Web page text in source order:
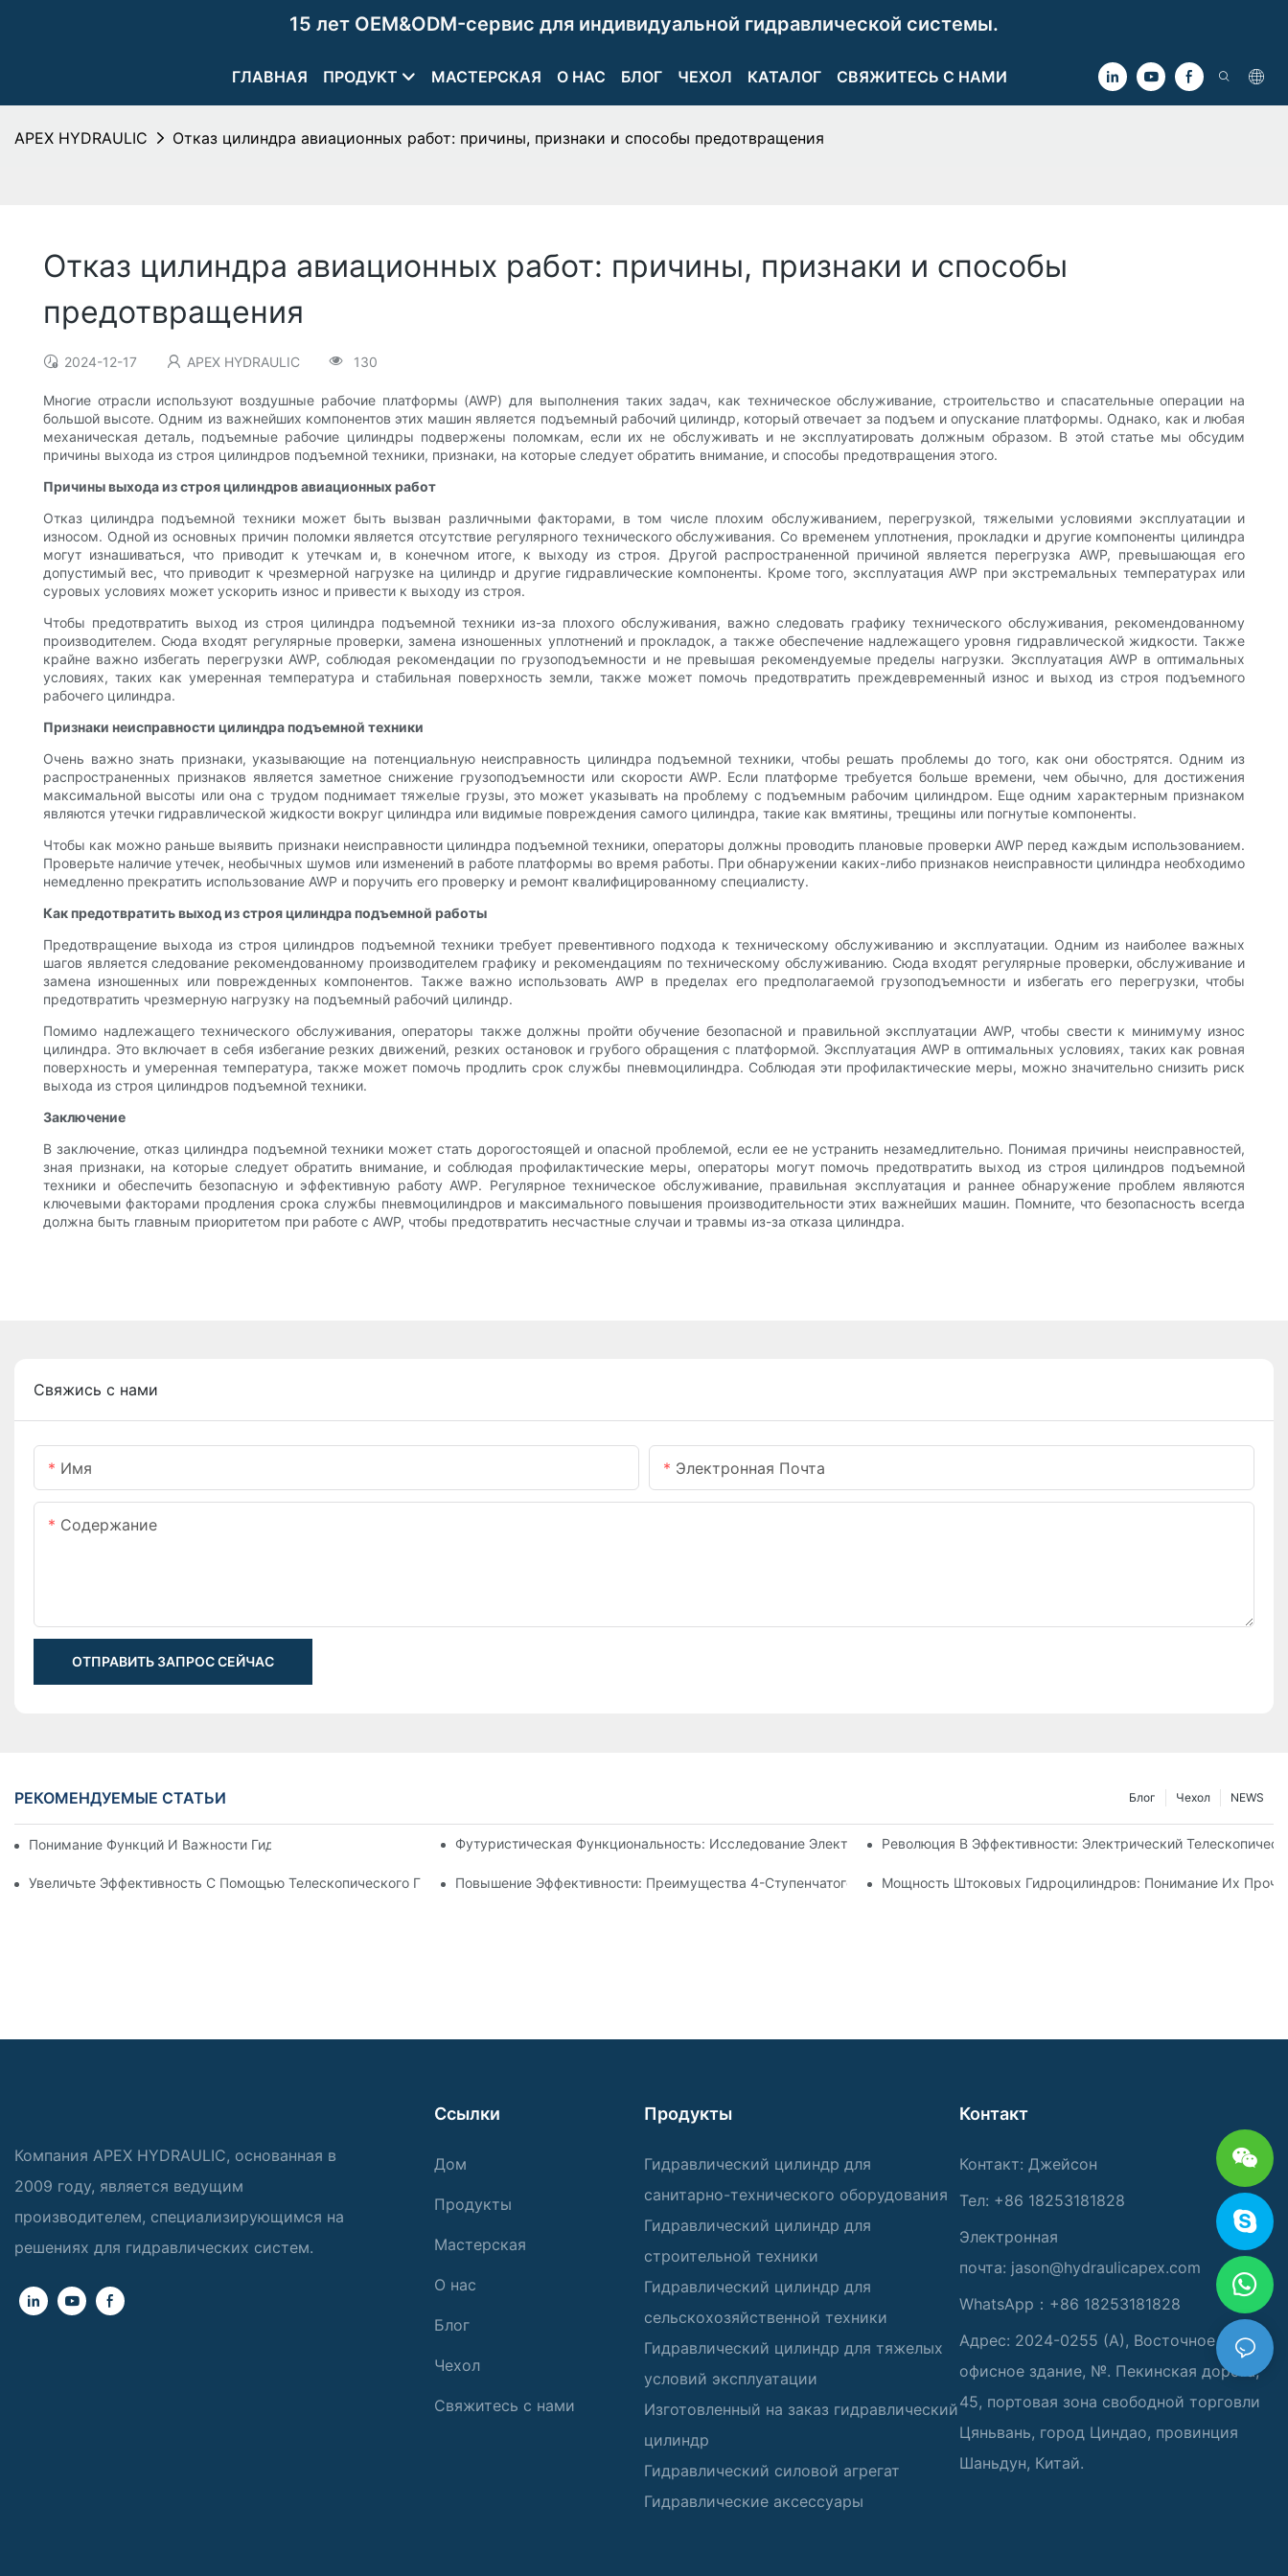
15 лет OEM&ODM-сервис для индивидуальной гидравлической системы.
ГЛАВНАЯ ПРОДУКТ МАСТЕРСКАЯ О НАС БЛОГ ЧЕХОЛ КАТАЛОГ СВЯЖИТЕСЬ С НАМИ
APEX HYDRAULIC Отказ цилиндра авиационных работ: причины, признаки и способы предотвращения
Отказ цилиндра авиационных работ: причины, признаки и способы
предотвращения
2024-12-17 APEX HYDRAULIC 130
Многие отрасли используют воздушные рабочие платформы (AWP) для выполнения таких задач, как техническое обслуживание, строительство и спасательные операции на
большой высоте. Одним из важнейших компонентов этих машин является подъемный рабочий цилиндр, который отвечает за подъем и опускание платформы. Однако, как и любая
механическая деталь, подъемные рабочие цилиндры подвержены поломкам, если их не обслуживать и не эксплуатировать должным образом. В этой статье мы обсудим
причины выхода из строя цилиндров подъемной техники, признаки, на которые следует обратить внимание, и способы предотвращения этого.
Причины выхода из строя цилиндров авиационных работ
Отказ цилиндра подъемной техники может быть вызван различными факторами, в том числе плохим обслуживанием, перегрузкой, тяжелыми условиями эксплуатации и
износом. Одной из основных причин поломки является отсутствие регулярного технического обслуживания. Со временем уплотнения, прокладки и другие компоненты цилиндра
могут изнашиваться, что приводит к утечкам и, в конечном итоге, к выходу из строя. Другой распространенной причиной является перегрузка AWP, превышающая его
допустимый вес, что приводит к чрезмерной нагрузке на цилиндр и другие гидравлические компоненты. Кроме того, эксплуатация AWP при экстремальных температурах или
суровых условиях может ускорить износ и привести к выходу из строя.
Чтобы предотвратить выход из строя цилиндра подъемной техники из-за плохого обслуживания, важно следовать графику технического обслуживания, рекомендованному
производителем. Сюда входят регулярные проверки, замена изношенных уплотнений и прокладок, а также обеспечение надлежащего уровня гидравлической жидкости. Также
крайне важно избегать перегрузки AWP, соблюдая рекомендации по грузоподъемности и не превышая рекомендуемые пределы нагрузки. Эксплуатация AWP в оптимальных
условиях, таких как умеренная температура и стабильная поверхность земли, также может помочь предотвратить преждевременный износ и выход из строя подъемного
рабочего цилиндра.
Признаки неисправности цилиндра подъемной техники
Очень важно знать признаки, указывающие на потенциальную неисправность цилиндра подъемной техники, чтобы решать проблемы до того, как они обострятся. Одним из
распространенных признаков является заметное снижение грузоподъемности или скорости AWP. Если платформе требуется больше времени, чем обычно, для достижения
максимальной высоты или она с трудом поднимает тяжелые грузы, это может указывать на проблему с подъемным рабочим цилиндром. Еще одним характерным признаком
являются утечки гидравлической жидкости вокруг цилиндра или видимые повреждения самого цилиндра, такие как вмятины, трещины или погнутые компоненты.
Чтобы как можно раньше выявить признаки неисправности цилиндра подъемной техники, операторы должны проводить плановые проверки AWP перед каждым использованием.
Проверьте наличие утечек, необычных шумов или изменений в работе платформы во время работы. При обнаружении каких-либо признаков неисправности цилиндра необходимо
немедленно прекратить использование AWP и поручить его проверку и ремонт квалифицированному специалисту.
Как предотвратить выход из строя цилиндра подъемной работы
Предотвращение выхода из строя цилиндров подъемной техники требует превентивного подхода к техническому обслуживанию и эксплуатации. Одним из наиболее важных
шагов является следование рекомендованному производителем графику и рекомендациям по техническому обслуживанию. Сюда входят регулярные проверки, обслуживание и
замена изношенных или поврежденных компонентов. Также важно использовать AWP в пределах его предполагаемой грузоподъемности и избегать его перегрузки, чтобы
предотвратить чрезмерную нагрузку на подъемный рабочий цилиндр.
Помимо надлежащего технического обслуживания, операторы также должны пройти обучение безопасной и правильной эксплуатации AWP, чтобы свести к минимуму износ
цилиндра. Это включает в себя избегание резких движений, резких остановок и грубого обращения с платформой. Эксплуатация AWP в оптимальных условиях, таких как ровная
поверхность и умеренная температура, также может помочь продлить срок службы пневмоцилиндра. Соблюдая эти профилактические меры, можно значительно снизить риск
выхода из строя цилиндров подъемной техники.
Заключение
В заключение, отказ цилиндра подъемной техники может стать дорогостоящей и опасной проблемой, если ее не устранить незамедлительно. Понимая причины неисправностей,
зная признаки, на которые следует обратить внимание, и соблюдая профилактические меры, операторы могут помочь предотвратить выход из строя цилиндров подъемной
техники и обеспечить безопасную и эффективную работу AWP. Регулярное техническое обслуживание, правильная эксплуатация и раннее обнаружение проблем являются
ключевыми факторами продления срока службы пневмоцилиндров и максимального повышения производительности этих важнейших машин. Помните, что безопасность всегда
должна быть главным приоритетом при работе с AWP, чтобы предотвратить несчастные случаи и травмы из-за отказа цилиндра.
Свяжись с нами
Имя Электронная Почта
Содержание
ОТПРАВИТЬ ЗАПРОС СЕЙЧАС
РЕКОМЕНДУЕМЫЕ СТАТЬИ NEWS
Чехол
Блог
Понимание Функций И Важности Гидравлических Цилиндров Рулевой ТягиФутуристическая Функциональность: Исследование Электрического Телескопического Цилиндра
Революция В Эффективности: Электрический
Увеличьте Эффективность С Помощью Телескопического Гидроцилиндра Для Вашего СамосвалаПовышение Эффективности: Преимущества 4-Ступенчатого Телескопического Гидроцилиндра
Мощность Штоковых Гидроцилиндров: Понимание Их
Компания APEX HYDRAULIC, основанная в
2009 году, является ведущим
производителем, специализирующимся на
решениях для гидравлических систем.
Ссылки
Дом
Продукты
Мастерская
О нас
Блог
Чехол
Свяжитесь с нами
Продукты
Гидравлический цилиндр для
санитарно-технического оборудования
Гидравлический цилиндр для
строительной техники
Гидравлический цилиндр для
сельскохозяйственной техники
Гидравлический цилиндр для тяжелых
условий эксплуатации
Изготовленный на заказ гидравлический
цилиндр
Гидравлический силовой агрегат
Гидравлические аксессуары
Контакт
Контакт: Джейсон
Тел: +86 18253181828
Электронная
почта: jason@hydraulicapex.com
WhatsApp：+86 18253181828
Адрес: 2024-0255 (А), Восточное
офисное здание, №. Пекинская дорога,
45, портовая зона свободной торговли
Цяньвань, город Циндао, провинция
Шаньдун, Китай.